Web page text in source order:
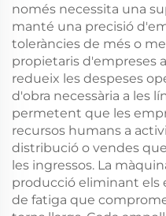
només necessita una
manté una precisió
toleràncies de més o
propietaris d'empreses
redueix les despeses
d'obra necessària a les
permetent que les
recursos humans a
distribució o vendes
les ingressos. La
producció eliminant els
de fatiga que